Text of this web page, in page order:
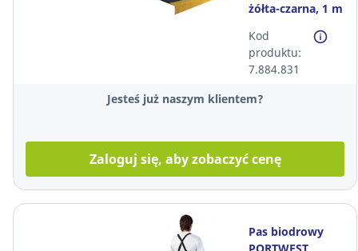
żółta-czarna, 1 m
mm
Kod
produktu:
7.884.831
Jesteś już naszym klientem?
Zaloguj się, aby zobaczyć cenę
Pas biodrowy